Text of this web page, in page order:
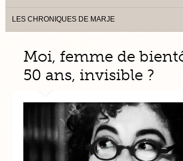
LES CHRONIQUES DE MARJE
Moi, femme de
50 ans, invisible ?